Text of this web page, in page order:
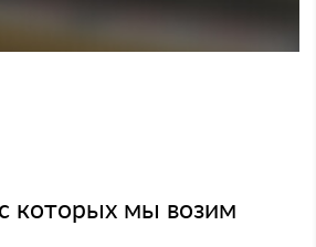
которых мы возим